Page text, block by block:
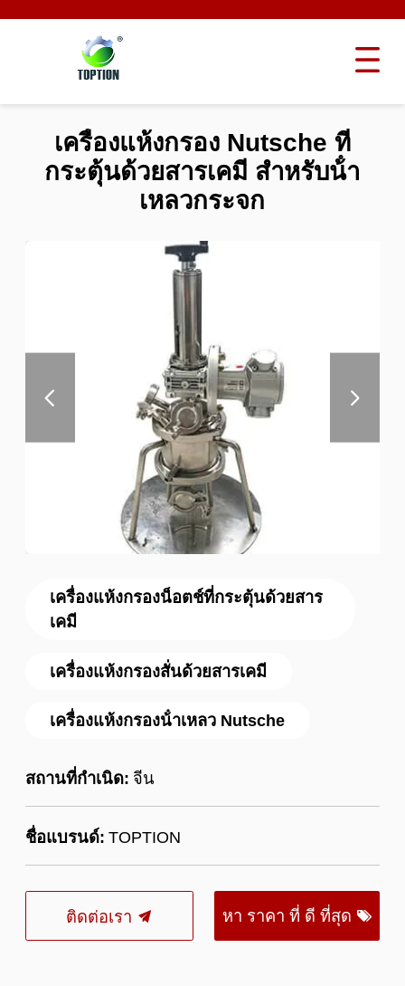
เครื่องแห้งกรองน็อตช์ที่กระตุ้นด้วยสาร
เคมี
เครื่องแห้งกรองสั่นด้วยสารเคมี
เครื่องแห้งกรองน้ําเหลว Nutsche
สถานที่กำเนิด: จีน
ชื่อแบรนด์: TOPTION
ติดต่อเรา หา ราคา ที่ ดี ที่สุด
เครื่องแห้งกรอง Nutsche ที่
กระตุ้นด้วยสารเคมี สําหรับน้ํา
เหลวกระจก